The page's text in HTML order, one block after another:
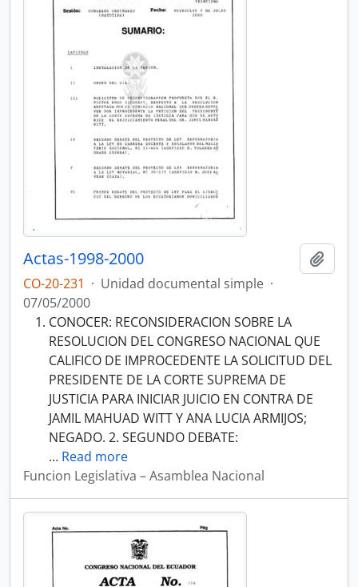
Actas-1998-2000
CO-20-231 · Unidad documental simple ·
07/05/2000
CONOCER: RECONSIDERACION SOBRE LA
RESOLUCION DEL CONGRESO NACIONAL QUE
CALIFICO DE IMPROCEDENTE LA SOLICITUD DEL
PRESIDENTE DE LA CORTE SUPREMA DE
JUSTICIA PARA INICIAR JUICIO EN CONTRA DE
JAMIL MAHUAD WITT Y ANA LUCIA ARMIJOS;
NEGADO. 2. SEGUNDO DEBATE:
… Read more
Funcion Legislativa – Asamblea Nacional